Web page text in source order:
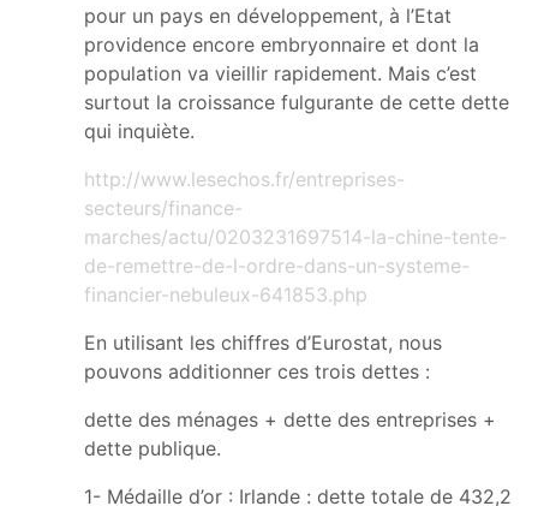
pour un pays en développement, à l’Etat
providence encore embryonnaire et dont la
population va vieillir rapidement. Mais c’est
surtout la croissance fulgurante de cette dette
qui inquiète.
http://www.lesechos.fr/entreprises-
secteurs/finance-
marches/actu/0203231697514-la-chine-tente-
de-remettre-de-l-ordre-dans-un-systeme-
financier-nebuleux-641853.php
En utilisant les chiffres d’Eurostat, nous
pouvons additionner ces trois dettes :
dette des ménages + dette des entreprises +
dette publique.
1- Médaille d’or : Irlande : dette totale de 432,2